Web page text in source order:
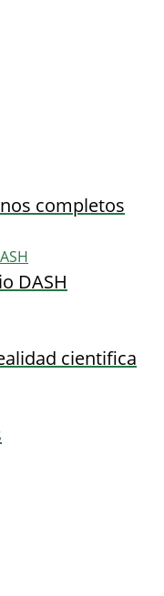
completos
DASH
cientifica